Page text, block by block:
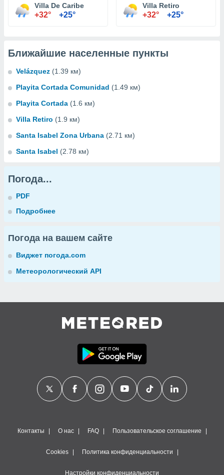
Villa De Caribe
+32° +25°
Villa Retiro
+32° +25°
Ближайшие населенные пункты
Velázquez (1.39 км)
Playita Cortada Comunidad (1.49 км)
Playita Cortada (1.6 км)
Villa Retiro (1.9 км)
Santa Isabel Zona Urbana (2.71 км)
Santa Isabel (2.78 км)
Погода...
PDF
Подробнее
Погода на вашем сайте
Виджет погода.com
Метеорологический API
Контакты О нас FAQ Пользовательское соглашение
Cookies Политика конфиденциальности
Настройки конфиденциальности